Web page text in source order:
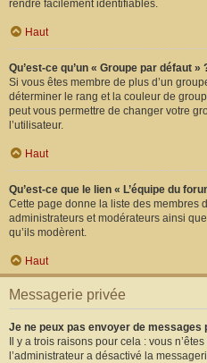
rendre facilement identifiables.
Haut
Qu’est-ce qu’un « Groupe par défaut »
Si vous êtes membre de plus d’un
déterminer le rang et la couleur de
peut vous permettre de changer votre
l’utilisateur.
Haut
Qu’est-ce que le lien « L’équipe du
Cette page donne la liste des membres
administrateurs et modérateurs ainsi
qu’ils modèrent.
Haut
Messagerie privée
Je ne peux pas envoyer de messages
Il y a trois raisons pour cela : vous
l’administrateur a désactivé la